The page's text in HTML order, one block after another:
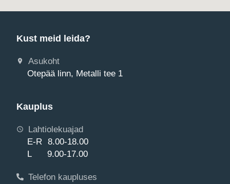
Kust meid leida?
Asukoht
Otepää linn, Metalli tee 1
Kauplus
Lahtiolekuajad
E-R 8.00-18.00
L 9.00-17.00
Telefon kaupluses